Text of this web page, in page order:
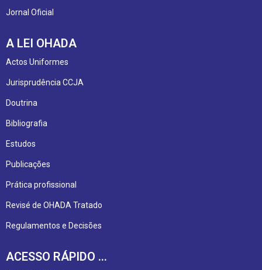
Jornal Oficial
A LEI OHADA
Actos Uniformes
Jurisprudência CCJA
Doutrina
Bibliografia
Estudos
Publicações
Prática profissional
Revisé de OHADA Tratado
Regulamentos e Decisões
ACESSO RÁPIDO ...